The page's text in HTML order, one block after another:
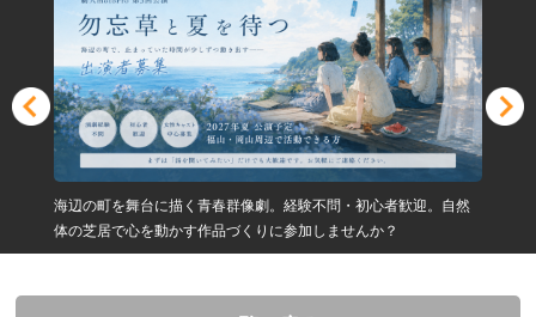
海辺の町を舞台に描く青春群像劇。経験不問・初心者歓迎。自然
体の芝居で心を動かす作品づくりに参加しませんか？